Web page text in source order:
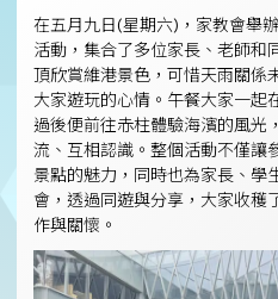
在五月九日(星期六)，家教會舉
活動，集合了多位家長、老師和
頂欣賞維港景色，可惜天雨關係
大家遊玩的心情。午餐大家一起
過後便前往赤柱體驗海濱的風光
流、互相認識。整個活動不僅讓
景點的魅力，同時也為家長、學
會，透過同遊與分享，大家收穫
作與關懷。